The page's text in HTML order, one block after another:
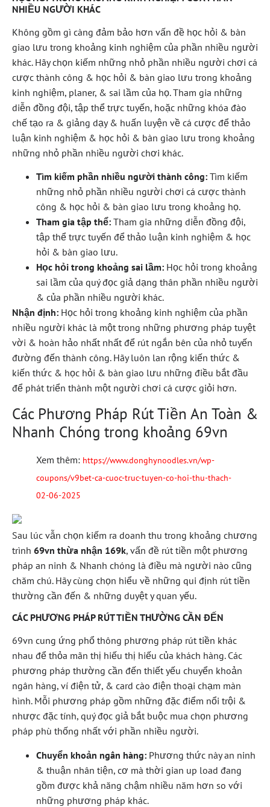
NHIỀU NGƯỜI KHÁC
Không gồm gì càng đảm bảo hơn vấn đề học hỏi & bàn
giao lưu trong khoảng kinh nghiệm của phần nhiều người
khác. Hãy chọn kiếm những nhỏ phần nhiều người chơi cá
cược thành công & học hỏi & bàn giao lưu trong khoảng
kinh nghiệm, planer, & sai lầm của họ. Tham gia những
diễn đồng đội, tập thể trực tuyến, hoặc những khóa đào
chế tạo ra & giảng dạy & huấn luyện về cá cược để thảo
luận kinh nghiệm & học hỏi & bàn giao lưu trong khoảng
những nhỏ phần nhiều người chơi khác.
Tìm kiếm phần nhiều người thành công: Tìm kiếm
những nhỏ phần nhiều người chơi cá cược thành
công & học hỏi & bàn giao lưu trong khoảng họ.
Tham gia tập thể: Tham gia những diễn đồng đội,
tập thể trực tuyến để thảo luận kinh nghiệm & học
hỏi & bàn giao lưu.
Học hỏi trong khoảng sai lầm: Học hỏi trong khoảng
sai lầm của quý đọc giả dạng thân phần nhiều người
& của phần nhiều người khác.
Nhận định: Học hỏi trong khoảng kinh nghiệm của phần
nhiều người khác là một trong những phương pháp tuyệt
vời & hoàn hảo nhất nhất để rút ngắn bên của nhỏ tuyến
đường đến thành công. Hãy luôn lan rộng kiến thức &
kiến thức & học hỏi & bàn giao lưu những điều bắt đầu
để phát triển thành một người chơi cá cược giỏi hơn.
Các Phương Pháp Rút Tiền An Toàn &
Nhanh Chóng trong khoảng 69vn
Xem thêm: https://www.donghynoodles.vn/wp-
coupons/v9bet-ca-cuoc-truc-tuyen-co-hoi-thu-thach-
02-06-2025
Sau lúc vẫn chọn kiếm ra doanh thu trong khoảng chương
trình 69vn thừa nhận 169k, vấn đề rút tiền một phương
pháp an ninh & Nhanh chóng là điều mà người nào cũng
chăm chú. Hãy cùng chọn hiểu về những qui định rút tiền
thường cần đến & những duyệt y quan yếu.
CÁC PHƯƠNG PHÁP RÚT TIỀN THƯỜNG CẦN ĐẾN
69vn cung ứng phổ thông phương pháp rút tiền khác
nhau để thỏa mãn thị hiếu thị hiếu của khách hàng. Các
phương pháp thường cần đến thiết yếu chuyển khoản
ngân hàng, ví điện tử, & card cào điện thoại chạm màn
hình. Mỗi phương pháp gồm những đặc điểm nổi trội &
nhược đặc tính, quý đọc giả bắt buộc mua chọn phương
pháp phù thống nhất với phần nhiều người.
Chuyển khoản ngân hàng: Phương thức này an ninh
& thuận nhân tiện, cơ mà thời gian up load đang
gồm được khả năng chậm nhiều năm hơn so với
những phương pháp khác.